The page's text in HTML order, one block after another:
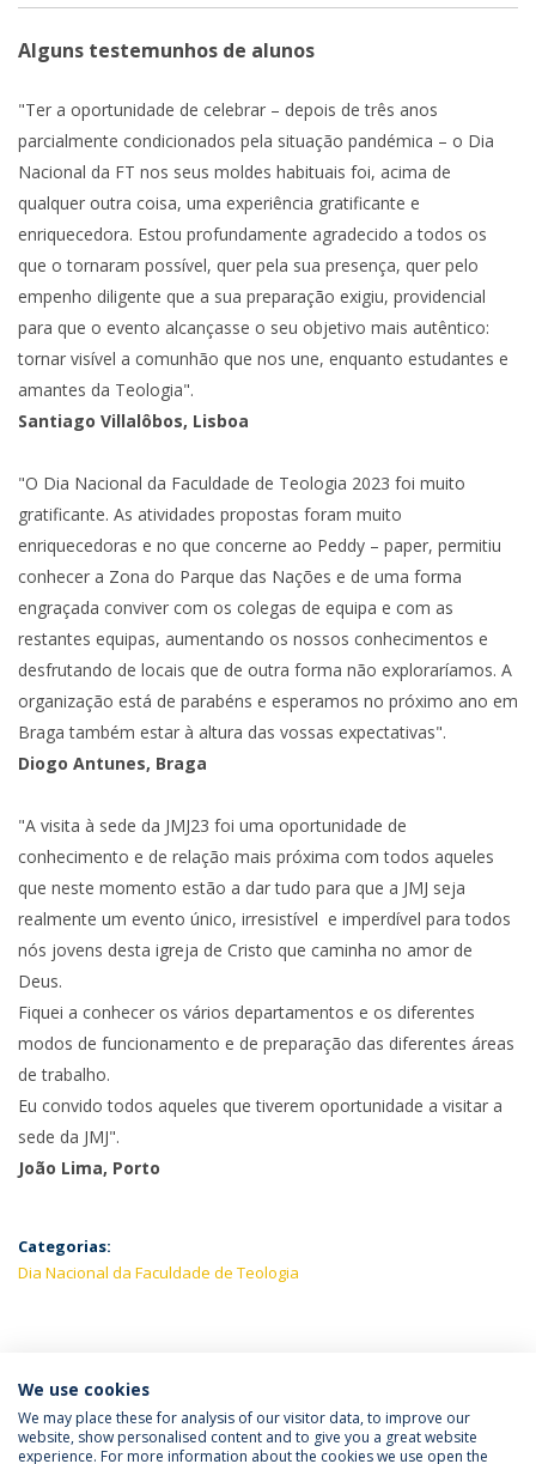
Alguns testemunhos de alunos
"Ter a oportunidade de celebrar – depois de três anos
parcialmente condicionados pela situação pandémica – o Dia
Nacional da FT nos seus moldes habituais foi, acima de
qualquer outra coisa, uma experiência gratificante e
enriquecedora. Estou profundamente agradecido a todos os
que o tornaram possível, quer pela sua presença, quer pelo
empenho diligente que a sua preparação exigiu, providencial
para que o evento alcançasse o seu objetivo mais autêntico:
tornar visível a comunhão que nos une, enquanto estudantes e
amantes da Teologia".
Santiago Villalôbos, Lisboa
"O Dia Nacional da Faculdade de Teologia 2023 foi muito
gratificante. As atividades propostas foram muito
enriquecedoras e no que concerne ao Peddy – paper, permitiu
conhecer a Zona do Parque das Nações e de uma forma
engraçada conviver com os colegas de equipa e com as
restantes equipas, aumentando os nossos conhecimentos e
desfrutando de locais que de outra forma não exploraríamos. A
organização está de parabéns e esperamos no próximo ano em
Braga também estar à altura das vossas expectativas".
Diogo Antunes, Braga
"A visita à sede da JMJ23 foi uma oportunidade de
conhecimento e de relação mais próxima com todos aqueles
que neste momento estão a dar tudo para que a JMJ seja
realmente um evento único, irresistível e imperdível para todos
nós jovens desta igreja de Cristo que caminha no amor de
Deus.
Fiquei a conhecer os vários departamentos e os diferentes
modos de funcionamento e de preparação das diferentes áreas
de trabalho.
Eu convido todos aqueles que tiverem oportunidade a visitar a
sede da JMJ".
João Lima, Porto
Categorias:
Dia Nacional da Faculdade de Teologia
ÚLTIMAS NOTÍCIAS
We use cookies
We may place these for analysis of our visitor data, to improve our
website, show personalised content and to give you a great website
experience. For more information about the cookies we use open the